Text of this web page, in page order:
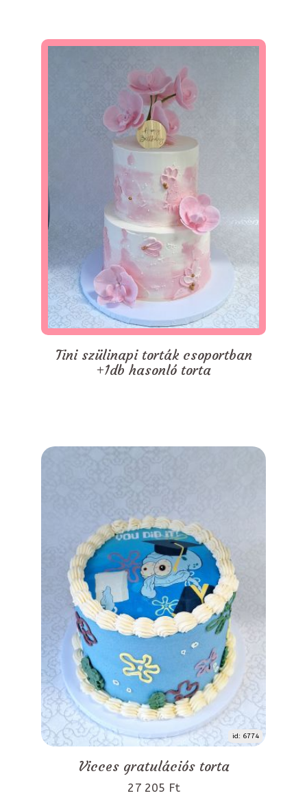
Tini szülinapi torták csoportban
+1db hasonló torta
id: 6774
Vicces gratulációs torta
27 205 Ft